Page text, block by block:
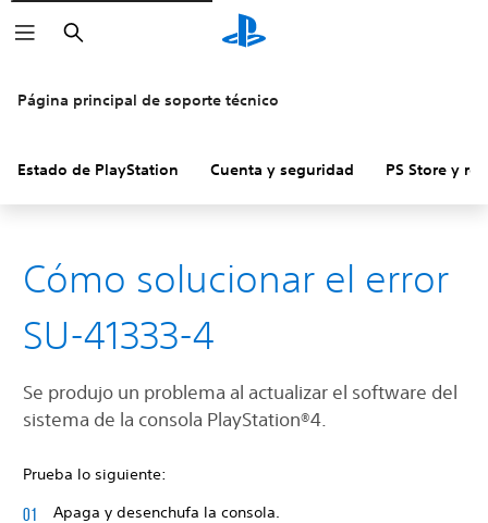
Buscar
Página principal de soporte técnico
Estado de PlayStation Cuenta y seguridad PS Store y
Cómo solucionar el error
SU-41333-4
Se produjo un problema al actualizar el ‎software del
sistema de la consola PlayStation®4.
Prueba lo siguiente:
Apaga y desenchufa la consola.